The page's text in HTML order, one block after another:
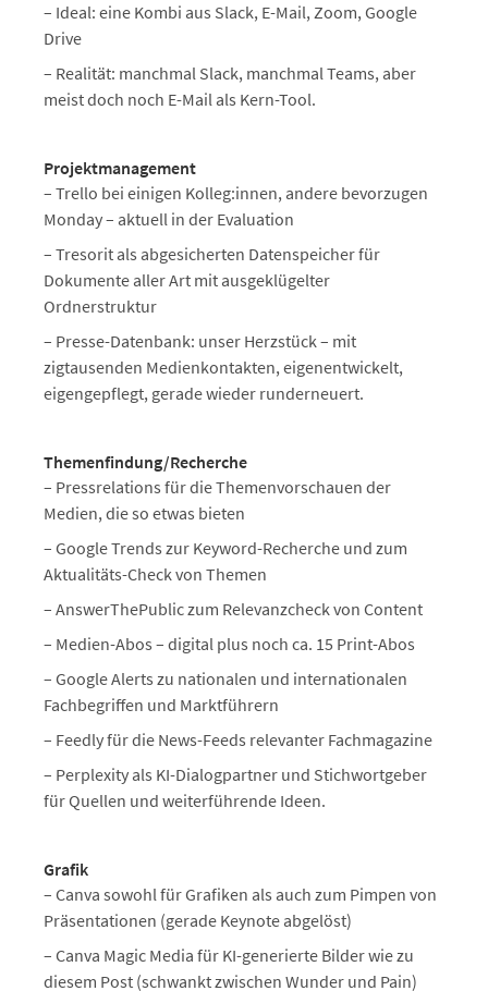
– Ideal: eine Kombi aus Slack, E-Mail, Zoom, Google
Drive
– Realität: manchmal Slack, manchmal Teams, aber
meist doch noch E-Mail als Kern-Tool.
Projektmanagement
– Trello bei einigen Kolleg:innen, andere bevorzugen
Monday – aktuell in der Evaluation
– Tresorit als abgesicherten Datenspeicher für
Dokumente aller Art mit ausgeklügelter
Ordnerstruktur
– Presse-Datenbank: unser Herzstück – mit
zigtausenden Medienkontakten, eigenentwickelt,
eigengepflegt, gerade wieder runderneuert.
Themenfindung/Recherche
– Pressrelations für die Themenvorschauen der
Medien, die so etwas bieten
– Google Trends zur Keyword-Recherche und zum
Aktualitäts-Check von Themen
– AnswerThePublic zum Relevanzcheck von Content
– Medien-Abos – digital plus noch ca. 15 Print-Abos
– Google Alerts zu nationalen und internationalen
Fachbegriffen und Marktführern
– Feedly für die News-Feeds relevanter Fachmagazine
– Perplexity als KI-Dialogpartner und Stichwortgeber
für Quellen und weiterführende Ideen.
Grafik
– Canva sowohl für Grafiken als auch zum Pimpen von
Präsentationen (gerade Keynote abgelöst)
– Canva Magic Media für KI-generierte Bilder wie zu
diesem Post (schwankt zwischen Wunder und Pain)